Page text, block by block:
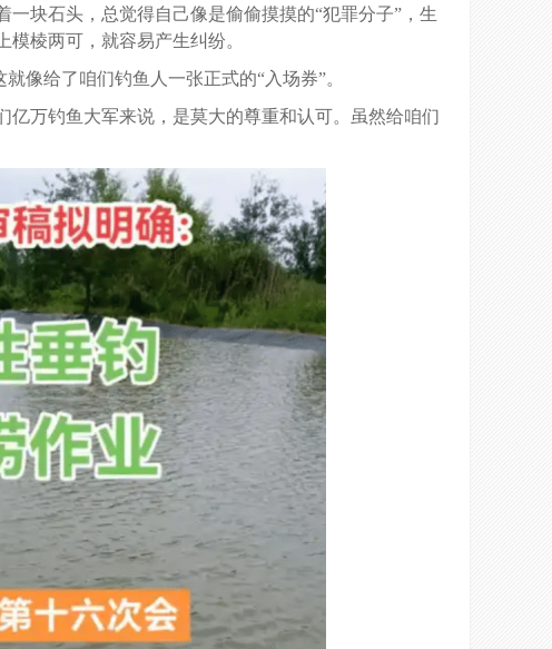
块石头，总觉得自己像是偷偷摸摸的“犯罪分子”，生
棱两可，就容易产生纠纷。
像给了咱们钓鱼人一张正式的“入场券”。
万钓鱼大军来说，是莫大的尊重和认可。虽然给咱们